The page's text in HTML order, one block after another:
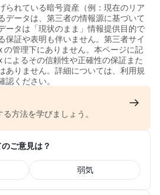
られている暗号資産（例：現在のリア
データは、第三者の情報源に基づいて
ータは「現状のまま」情報提供目的で
保証や表明も伴いません。第三者サイ
の管理下にありません。本ページに記
によるその信頼性や正確性の保証また
ありません。詳細については、利用規
ください。
方法を学びましょう。
ご意見は？
弱気